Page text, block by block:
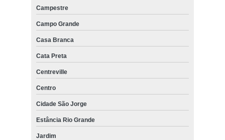
Campestre
Campo Grande
Casa Branca
Cata Preta
Centreville
Centro
Cidade São Jorge
Estância Rio Grande
Jardim